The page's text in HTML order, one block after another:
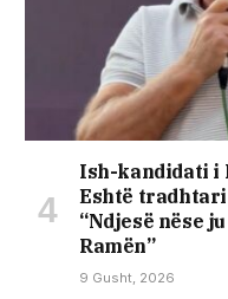
Ish-kandidati i
Eshtë tradhtari
“Ndjesë nëse
Ramën”
9 Gusht, 2026